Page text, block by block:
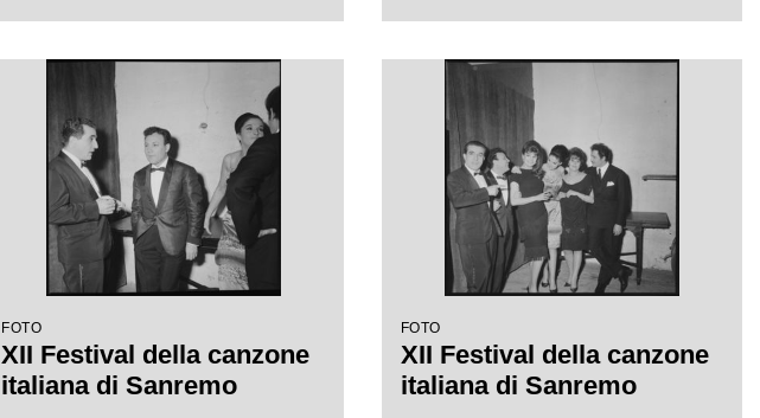
FOTO
XII Festival della canzone
italiana di Sanremo
FOTO
XII Festival della canzone
italiana di Sanremo